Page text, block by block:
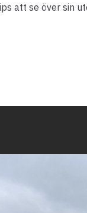
att se över sin